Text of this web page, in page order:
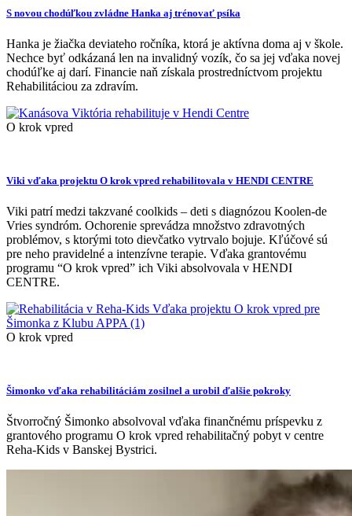
S novou chodúľkou zvládne Hanka aj trénovať psíka
Hanka je žiačka deviateho ročníka, ktorá je aktívna doma aj v škole.
Nechce byť odkázaná len na invalidný vozík, čo sa jej vďaka novej
chodúľke aj darí. Financie naň získala prostredníctvom projektu
Rehabilitáciou za zdravím.
O krok vpred
Viki vďaka projektu O krok vpred rehabilitovala v HENDI CENTRE
Viki patrí medzi takzvané coolkids – deti s diagnózou Koolen-de
Vries syndróm. Ochorenie sprevádza množstvo zdravotných
problémov, s ktorými toto dievčatko vytrvalo bojuje. Kľúčové sú
pre neho pravidelné a intenzívne terapie. Vďaka grantovému
programu “O krok vpred” ich Viki absolvovala v HENDI
CENTRE.
O krok vpred
Šimonko vďaka rehabilitáciám zosilnel a urobil ďalšie pokroky
Štvorročný Šimonko absolvoval vďaka finančnému príspevku z
grantového programu O krok vpred rehabilitačný pobyt v centre
Reha-Kids v Banskej Bystrici.